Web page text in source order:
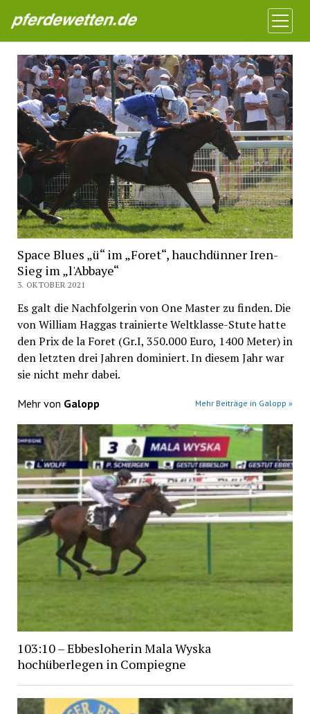
Pferdewetten News
Menü
öffnen
Space Blues „ü“ im „Foret“, hauchdünner Iren-
Sieg im „l'Abbaye“
3. OKTOBER 2021
Es galt die Nachfolgerin von One Master zu finden. Die
von William Haggas trainierte Weltklasse-Stute hatte
den Prix de la Foret (Gr.I, 350.000 Euro, 1400 Meter) in
den letzten drei Jahren dominiert. In diesem Jahr war
sie nicht mehr dabei.
Mehr von Galopp Mehr Beiträge in Galopp »
103:10 – Ebbesloherin Mala Wyska
hochüberlegen in Compiegne